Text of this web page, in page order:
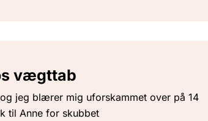
vægttab
jeg blærer mig uforskammet over på 14
til Anne for skubbet